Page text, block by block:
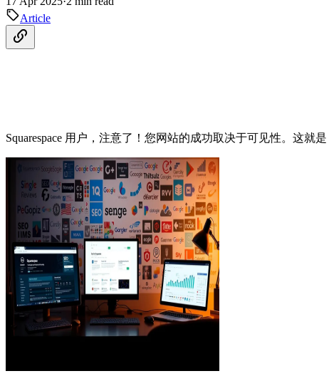
Article
Squarespace 用户，注意了！您网站的成功取决于可见性。这就是